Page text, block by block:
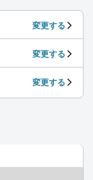
変更する
変更する
変更する